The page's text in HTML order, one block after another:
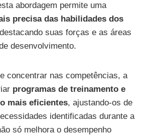
abordagem permite uma
precisa das habilidades dos
suas forças e as áreas
desenvolvimento.
concentrar nas competências, a
programas de treinamento e
mais eficientes, ajustando-os de
identificadas durante a
só melhora o desempenho